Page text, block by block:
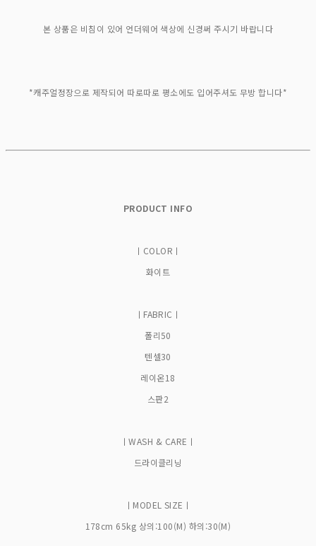
본 상품은 비침이 있어 언더웨어 색상에 신경써 주시기 바랍니다
*캐주얼정장으로 제작되어 따로따로 평소에도 입어주셔도 무방 합니다*
PRODUCT INFO
ㅣCOLORㅣ
화이트
ㅣFABRICㅣ
폴리50
텐셀30
레이온18
스판2
ㅣWASH & CAREㅣ
드라이클리닝
ㅣMODEL SIZEㅣ
178cm 65kg 상의:100(M) 하의:30(M)